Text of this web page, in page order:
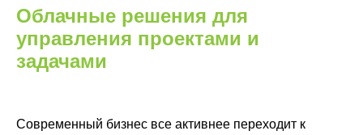
Облачные решения для
управления проектами и
задачами
Современный бизнес все активнее переходит к